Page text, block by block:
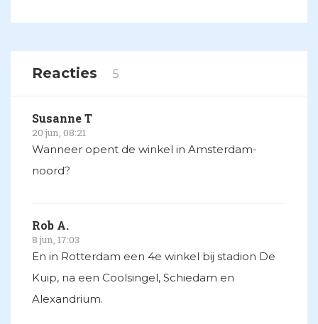
Reacties 5
Susanne T
20 jun, 08:21
Wanneer opent de winkel in Amsterdam-
noord?
Rob A.
8 jun, 17:03
En in Rotterdam een 4e winkel bij stadion De
Kuip, na een Coolsingel, Schiedam en
Alexandrium.